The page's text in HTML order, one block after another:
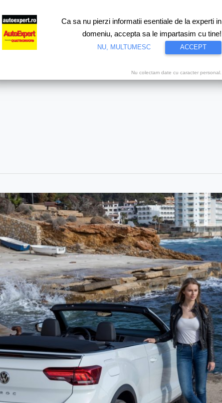
Test drive Motorsport Proiecte speciale Video
Ca sa nu pierzi informatii esentiale de la experti in
domeniu, accepta sa le impartasim cu tine!
NU, MULTUMESC ACCEPT
Nu colectam date cu caracter personal.